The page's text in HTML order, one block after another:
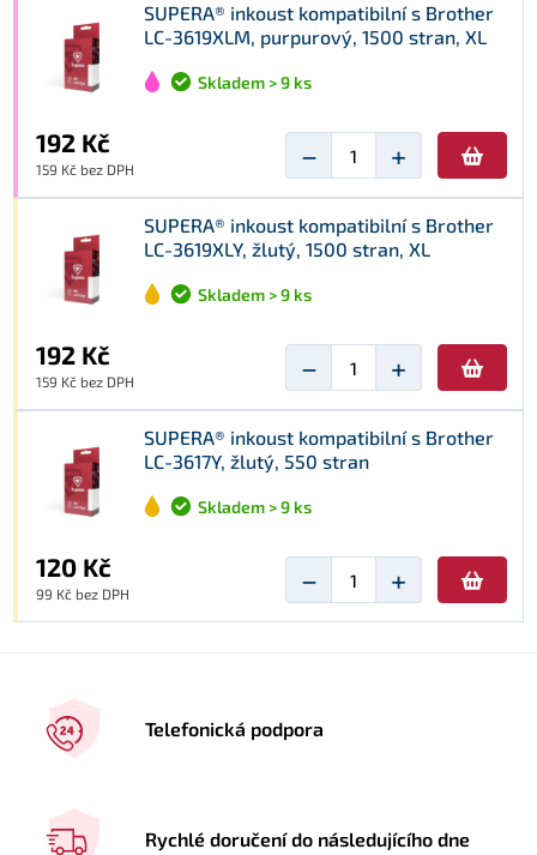
SUPERA® inkoust kompatibilní s Brother
LC-3619XLM, purpurový, 1500 stran, XL
Skladem > 9 ks
192 Kč
159 Kč bez DPH − +
SUPERA® inkoust kompatibilní s Brother
LC-3619XLY, žlutý, 1500 stran, XL
Skladem > 9 ks
192 Kč
159 Kč bez DPH − +
SUPERA® inkoust kompatibilní s Brother
LC-3617Y, žlutý, 550 stran
Skladem > 9 ks
120 Kč
99 Kč bez DPH − +
Telefonická podpora
Rychlé doručení do následujícího dne